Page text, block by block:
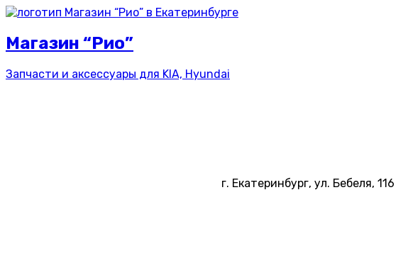
Магазин “Рио”
Запчасти и аксессуары для KIA, Hyundai
г. Екатеринбург, ул. Бебеля, 116